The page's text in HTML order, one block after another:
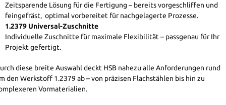
Zeitsparende Lösung für die Fertigung – bereits vorgeschliffen und
feingefräst, optimal vorbereitet für nachgelagerte Prozesse.
1.2379 Universal-Zuschnitte
Individuelle Zuschnitte für maximale Flexibilität – passgenau für Ihr
Projekt gefertigt.
diese breite Auswahl deckt HSB nahezu alle Anforderungen rund
den Werkstoff 1.2379 ab – von präzisen Flachstählen bis hin zu
Vormaterialien.